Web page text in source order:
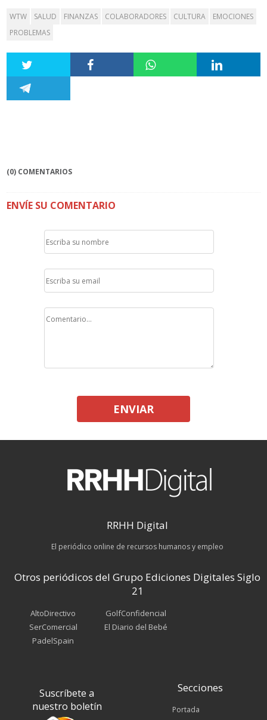
WTW SALUD FINANZAS COLABORADORES CULTURA
EMOCIONES
PROBLEMAS
(0) COMENTARIOS
ENVÍE SU COMENTARIO
ENVIAR
RRHH Digital
El periódico online de recursos humanos y empleo
Otros periódicos del Grupo Ediciones Digitales Siglo
21
AltoDirectivo
SerComercial
PadelSpain
GolfConfidencial
El Diario del Bebé
Suscríbete a
nuestro boletín
Secciones
Portada